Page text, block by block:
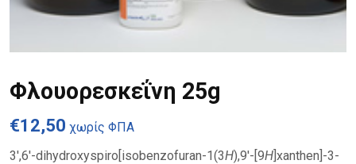
Φλουορεσκεΐνη 25g
€12,50 χωρίς ΦΠΑ
3′,6′-dihydroxyspiro[isobenzofuran-1(3H),9′-[9H]xanthen]-3-